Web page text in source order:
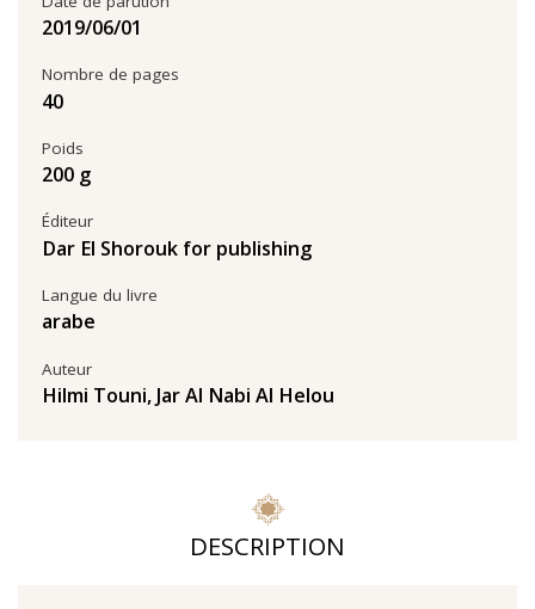
01‏/06‏/2019
Poids
200 g
Nombre de pages
40
Langue du livre
arabe
Auteur
Hilmi Touni, Jar Al Nabi Al Helou
Éditeur
Dar El Shorouk for publishing
DESCRIPTION